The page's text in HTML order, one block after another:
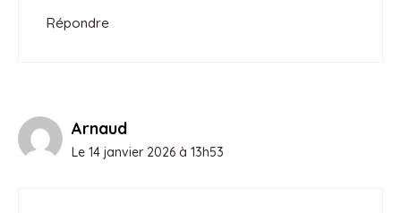
Répondre
Arnaud
Le 14 janvier 2026 à 13h53